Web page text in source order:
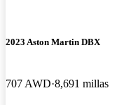
2023 Aston Martin DBX
707 AWD 8,691 millas